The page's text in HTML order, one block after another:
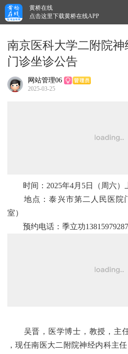
黄桥在线
点击这里下载黄桥在线APP
南京医科大学二附院
门诊坐诊公告
网站管理06
2025-03-25
时间：2025年4月5日（周六）
地点：泰兴市第二人民医院
室）
预约电话：季立功13815979287
吴晋，医学博士，教授，主任
，现任南医大二附院神经内科主